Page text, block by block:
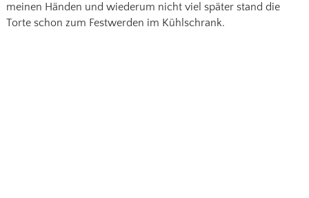
meinen Händen und wiederum nicht viel später stand die
Torte schon zum Festwerden im Kühlschrank.